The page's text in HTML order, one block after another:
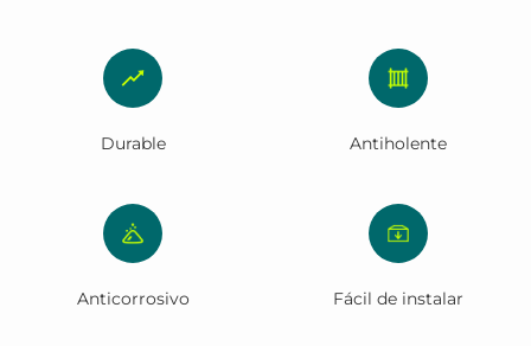
Durable Antiholente
Anticorrosivo Fácil de instalar